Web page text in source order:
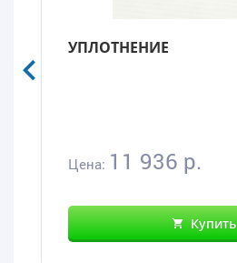
УПЛОТНЕНИЕ
Цена: 11 936 р.
Купить